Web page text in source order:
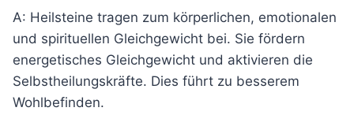
A: Heilsteine tragen zum körperlichen, emotionalen
und spirituellen Gleichgewicht bei. Sie fördern
energetisches Gleichgewicht und aktivieren die
Selbstheilungskräfte. Dies führt zu besserem
Wohlbefinden.